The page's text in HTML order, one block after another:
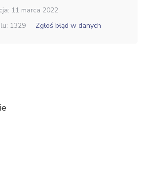
11 marca 2022
1329
Zgłoś błąd w danych